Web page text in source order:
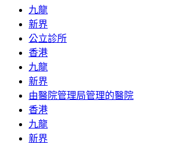
九龍
新界
公立診所
香港
九龍
新界
由醫院管理局管理的醫院
香港
九龍
新界